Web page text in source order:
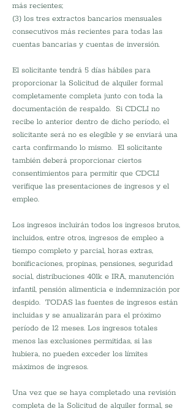
más recientes;
(3) los tres extractos bancarios mensuales
consecutivos más recientes para todas las
cuentas bancarias y cuentas de inversión.
El solicitante tendrá 5 días hábiles para
proporcionar la Solicitud de alquiler formal
completamente completa junto con toda la
documentación de respaldo.  Si CDCLI no
recibe lo anterior dentro de dicho período, el
solicitante será no es elegible y se enviará una
carta confirmando lo mismo.  El solicitante
también deberá proporcionar ciertos
consentimientos para permitir que CDCLI
verifique las presentaciones de ingresos y el
empleo.
Los ingresos incluirán todos los ingresos brutos,
incluidos, entre otros, ingresos de empleo a
tiempo completo y parcial, horas extras,
bonificaciones, propinas, pensiones, seguridad
social, distribuciones 401k e IRA, manutención
infantil, pensión alimenticia e indemnización por
despido.  TODAS las fuentes de ingresos están
incluidas y se anualizarán para el próximo
período de 12 meses. Los ingresos totales
menos las exclusiones permitidas, si las
hubiera, no pueden exceder los límites
máximos de ingresos.
Una vez que se haya completado una revisión
completa de la Solicitud de alquiler formal, se